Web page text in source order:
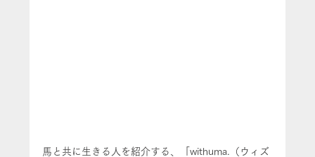
馬と共に生きる人を紹介する、「withuma.（ウィズ